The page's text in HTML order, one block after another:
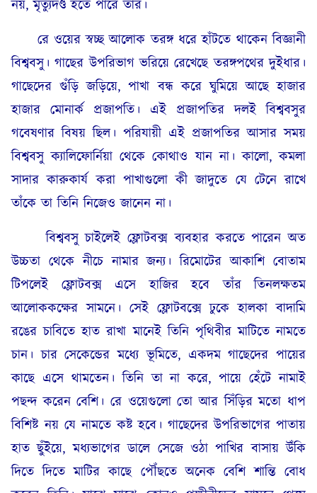
নয়, মৃত্যুদণ্ড হতে পারে তাঁর।
রে ওয়ের স্বচ্ছ আলোক তরঙ্গ ধরে হাঁটতে থাকেন বিজ্ঞানী
বিশ্ববসু। গাছের উপরিভাগ ভরিয়ে রেখেছে তরঙ্গপথের দুইধার।
গাছেদের গুঁড়ি জড়িয়ে, পাখা বন্ধ করে ঘুমিয়ে আছে হাজার
হাজার মোনার্ক প্রজাপতি। এই প্রজাপতির দলই বিশ্ববসুর
গবেষণার বিষয় ছিল। পরিযায়ী এই প্রজাপতির আসার সময়
বিশ্ববসু ক্যালিফোর্নিয়া থেকে কোথাও যান না। কালো, কমলা
সাদার কারুকার্য করা পাখাগুলো কী জাদুতে যে টেনে রাখে
তাঁকে তা তিনি নিজেও জানেন না।
বিশ্ববসু চাইলেই ফ্লোটবক্স ব্যবহার করতে পারেন অত
উচ্চতা থেকে নীচে নামার জন্য। রিমোটের আকাশি বোতাম
টিপলেই ফ্লোটবক্স এসে হাজির হবে তাঁর তিনলক্ষতম
আলোককক্ষের সামনে। সেই ফ্লোটবক্সে ঢুকে হালকা বাদামি
রঙের চাবিতে হাত রাখা মানেই তিনি পৃথিবীর মাটিতে নামতে
চান। চার সেকেন্ডের মধ্যে ভূমিতে, একদম গাছেদের পায়ের
কাছে এসে থামতেন। তিনি তা না করে, পায়ে হেঁটে নামাই
পছন্দ করেন বেশি। রে ওয়েগুলো তো আর সিঁড়ির মতো ধাপ
বিশিষ্ট নয় যে নামতে কষ্ট হবে। গাছেদের উপরিভাগের পাতায়
হাত ছুঁইয়ে, মধ্যভাগের ডালে সেজে ওঠা পাখির বাসায় উঁকি
দিতে দিতে মাটির কাছে পৌঁছতে অনেক বেশি শান্তি বোধ